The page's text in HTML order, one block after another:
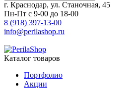
г. Краснодар, ул. Станочная, 45
Пн-Пт с 9-00 до 18-00
8 (918) 397-13-00
info@perilashop.ru
Каталог товаров
Портфолио
Акции